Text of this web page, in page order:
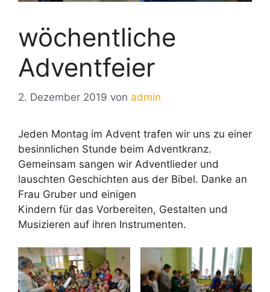
wöchentliche
Adventfeier
2. Dezember 2019 von admin
Jeden Montag im Advent trafen wir uns zu einer
besinnlichen Stunde beim Adventkranz.
Gemeinsam sangen wir Adventlieder und
lauschten Geschichten aus der Bibel. Danke an
Frau Gruber und einigen
Kindern für das Vorbereiten, Gestalten und
Musizieren auf ihren Instrumenten.